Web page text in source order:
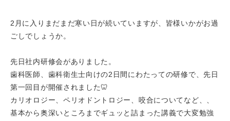
2月に入りまだまだ寒い日が続いていますが、皆様いかがお過
ごしでしょうか。
先日社内研修会がありました。
歯科医師、歯科衛生士向けの2日間にわたっての研修で、先日
第一回目が開催されました🦷
カリオロジー、ペリオドントロジー、咬合についてなど、、
基本から奥深いところまでギュッと詰まった講義で大変勉強